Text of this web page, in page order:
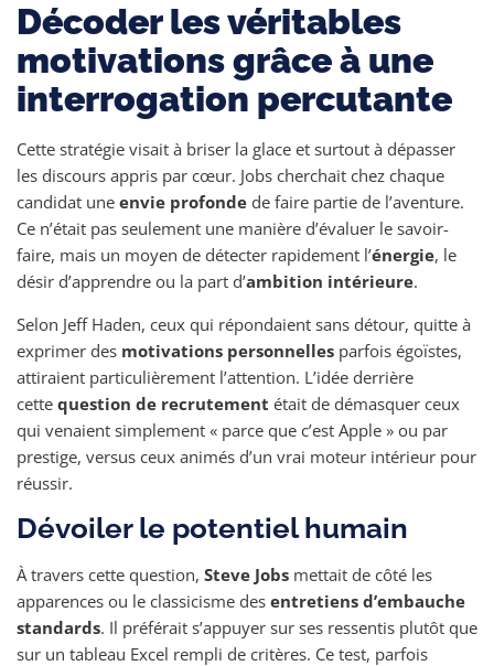
Décoder les véritables
motivations grâce à une
interrogation percutante
Cette stratégie visait à briser la glace et surtout à dépasser
les discours appris par cœur. Jobs cherchait chez chaque
candidat une envie profonde de faire partie de l’aventure.
Ce n’était pas seulement une manière d’évaluer le savoir-
faire, mais un moyen de détecter rapidement l’énergie, le
désir d’apprendre ou la part d’ambition intérieure.
Selon Jeff Haden, ceux qui répondaient sans détour, quitte à
exprimer des motivations personnelles parfois égoïstes,
attiraient particulièrement l’attention. L’idée derrière
cette question de recrutement était de démasquer ceux
qui venaient simplement « parce que c’est Apple » ou par
prestige, versus ceux animés d’un vrai moteur intérieur pour
réussir.
Dévoiler le potentiel humain
À travers cette question, Steve Jobs mettait de côté les
apparences ou le classicisme des entretiens d’embauche
standards. Il préférait s’appuyer sur ses ressentis plutôt que
sur un tableau Excel rempli de critères. Ce test, parfois